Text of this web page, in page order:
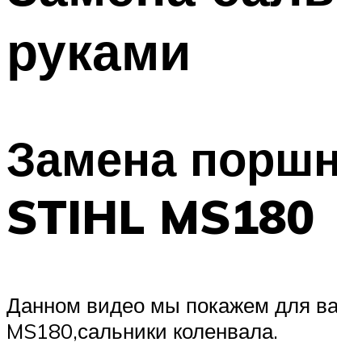
руками
Замена
STIHL MS180
Данном видео мы покажем для
MS180,сальники коленвала.